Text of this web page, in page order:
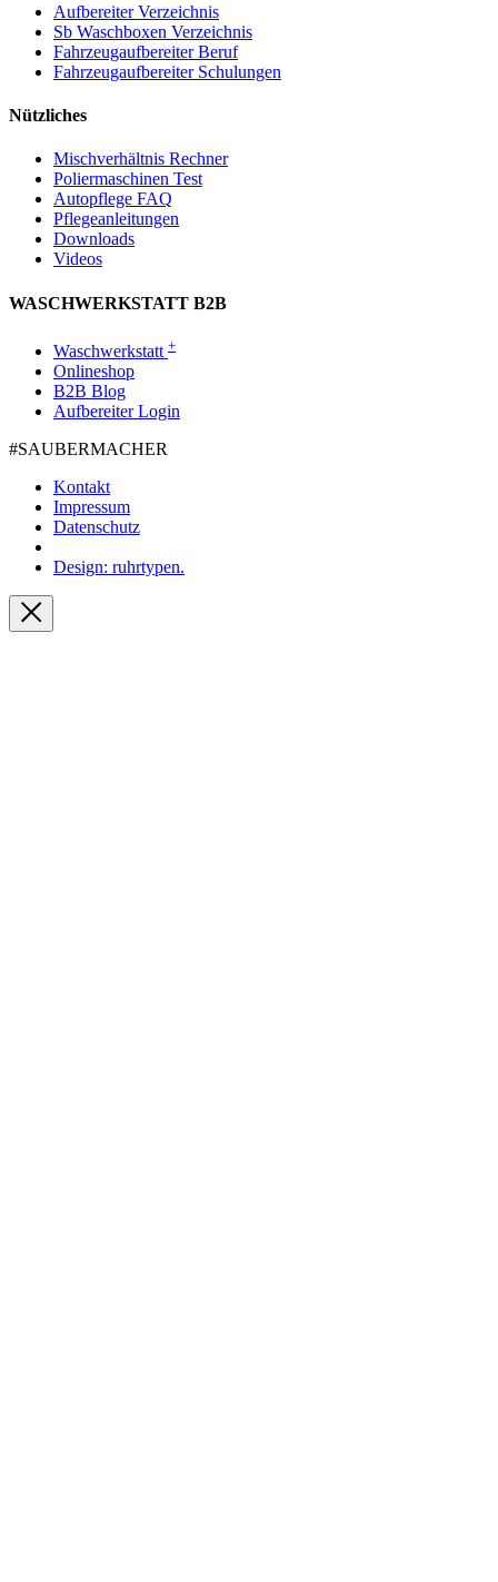
Aufbereiter Verzeichnis
Sb Waschboxen Verzeichnis
Fahrzeugaufbereiter Beruf
Fahrzeugaufbereiter Schulungen
Nützliches
Mischverhältnis Rechner
Poliermaschinen Test
Autopflege FAQ
Pflegeanleitungen
Downloads
Videos
WASCHWERKSTATT B2B
Waschwerkstatt +
Onlineshop
B2B Blog
Aufbereiter Login
#SAUBER­MACHER
Kontakt
Impressum
Datenschutz
Design: ruhrtypen.